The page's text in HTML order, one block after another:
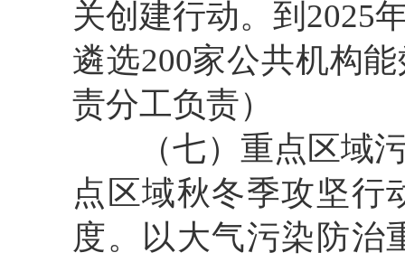
关创建行动。到2025
遴选200家公共机构
责分工负责）
（七）重点区域污
点区域秋冬季攻坚行
度。以大气污染防治